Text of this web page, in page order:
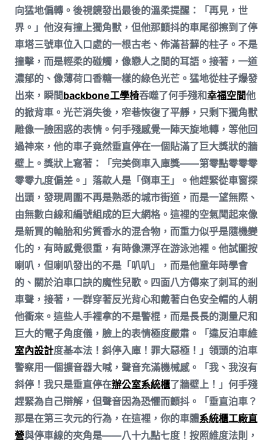
向猛地偏轉。後視鏡發出最後的溫柔提醒：「再見，世
界。」他沒有撞上獨角獸，但他那顫抖的車尾卻擦到了停
車塔三號車位入口處的一根古老、佈滿苔蘚的柱子。不是
撞擊，而是輕柔的碰觸，像戀人之間的耳語。接著，一道
濃郁的、像薄荷口香糖一樣的綠色光芒。猛地從柱子爆發
出來，瞬間backbone工學椅吞噬了何手殘和幸福空間他
的掀背車。光芒消失後，窄巷恢復了平靜，只剩下獨角獸
雕像一臉困惑的表情。何手殘感覺一陣天旋地轉，等他回
過神來，他的車子竟然垂直停在一個貼滿了巨大獎狀的牆
壁上。獎狀上寫著：「完美倒車入庫獎——第零點零零零
零零九度偏差。」落款人是「倒車王」。他趕緊從車窗探
出頭，發現周圍不再是熟悉的城市街道，而是一望無際、
由無數白線和編號組成的巨大網格。這裡的空氣聞起來像
是新買的輪胎和劣質香水的混合物，而重力似乎是隨機變
化的，有時感覺很重，有時像漂浮在游泳池裡。他試圖按
喇叭，但喇叭發出的不是「叭叭」，而是他童年時學會
的、關於泊車口訣的魔性兒歌。四面八方傳來了刺耳的剎
車聲，接著，一群穿著反光背心和戴著白色安全帽的人朝
他衝來。這些人手裡拿的不是警棍，而是長長的測量尺和
巨大的電子角度儀，臉上的表情極度嚴肅。「違反泊車維
室內設計度基本法！斜停入庫！罪大惡極！」領頭的泊車
警察用一個擴音器大喊，聲音充滿機械感。「我、我沒有
斜停！我只是垂直停在辦公室系統櫃了牆壁上！」何手殘
趕緊為自己辯解，但聲音因為恐懼而顫抖。「垂直泊車？
那是在第三次元的行為，在這裡，你的車體系統櫃工廠直
營與停車線的夾角是——八十九點七度！按照維度法則，